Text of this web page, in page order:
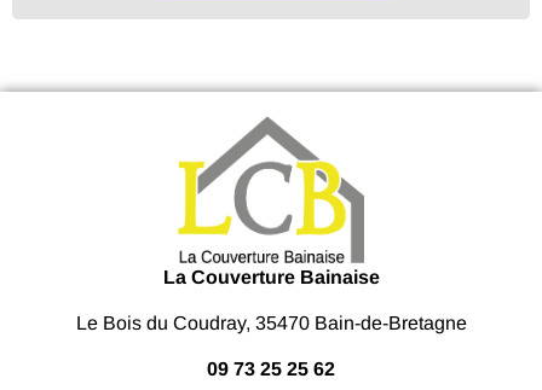
La Couverture Bainaise
Le Bois du Coudray, 35470 Bain-de-Bretagne
09 73 25 25 62